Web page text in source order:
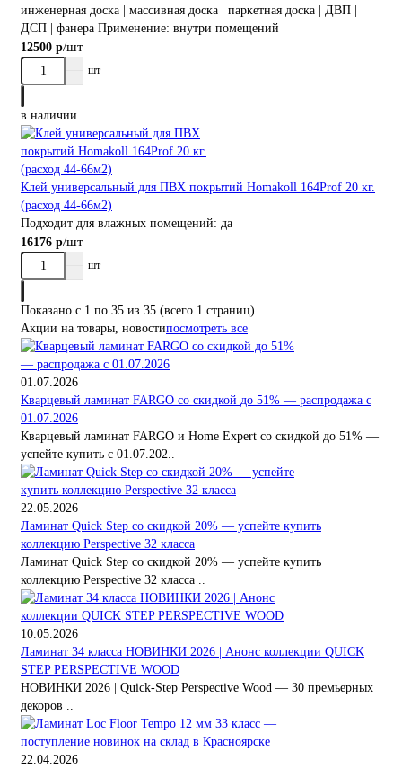
инженерная доска | массивная доска | паркетная доска | ДВП |
ДСП | фанера Применение: внутри помещений
12500 р/шт
шт
в наличии
Клей универсальный для ПВХ покрытий Homakoll 164Prof 20 кг.
(расход 44-66м2)
Подходит для влажных помещений: да
16176 р/шт
шт
Показано с 1 по 35 из 35 (всего 1 страниц)
Акции на товары, новостипосмотреть все
01.07.2026
Кварцевый ламинат FARGO со скидкой до 51% — распродажа с
01.07.2026
Кварцевый ламинат FARGO и Home Expert со скидкой до 51% —
успейте купить с 01.07.202..
22.05.2026
Ламинат Quick Step со скидкой 20% — успейте купить
коллекцию Perspective 32 класса
Ламинат Quick Step со скидкой 20% — успейте купить
коллекцию Perspective 32 класса ..
10.05.2026
Ламинат 34 класса НОВИНКИ 2026 | Анонс коллекции QUICK
STEP PERSPECTIVE WOOD
НОВИНКИ 2026 | Quick-Step Perspective Wood — 30 премьерных
декоров ..
22.04.2026